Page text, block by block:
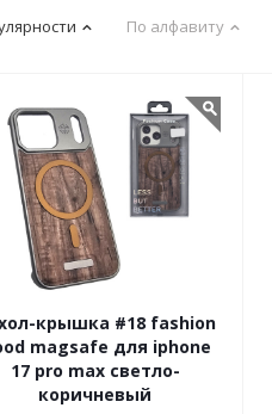
По алфавиту
крышка #18 fashion
magsafe для iphone
17 pro max светло-
коричневый